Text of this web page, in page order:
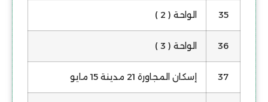
35 الواحة ( 2 )
36 الواحة ( 3 )
37 إسكان المجاورة 21 مدينة 15 مايو